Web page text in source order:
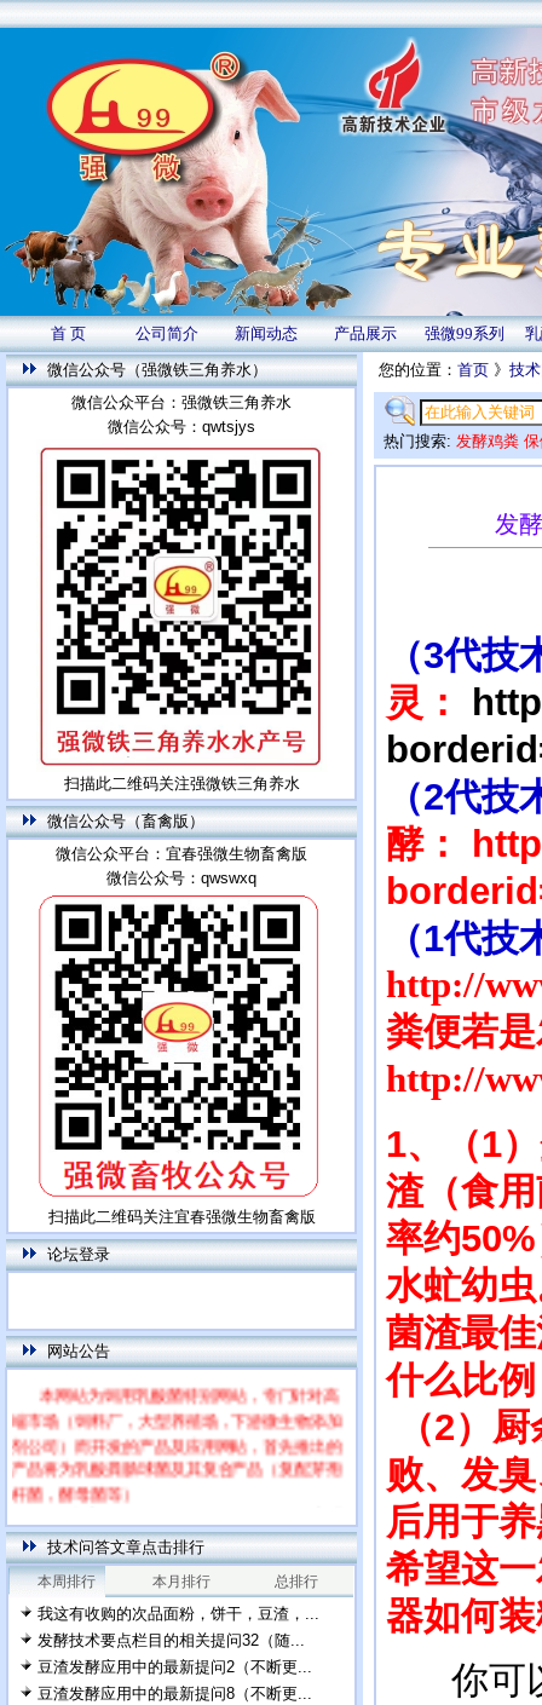
首 页 公司简介 新闻动态 产品展示 强微99系列
微信公众号（强微铁三角养水）
微信公众平台：强微铁三角养水
微信公众号：qwtsjys
扫描此二维码关注强微铁三角养水
微信公众号（畜禽版）
微信公众平台：宜春强微生物畜禽版
微信公众号：qwswxq
扫描此二维码关注宜春强微生物畜禽版
论坛登录
网站公告
本网站为饲用乳酸菌特别网站，专门针对高
端市场（饲料厂，大型养殖场，下游微生物添加
剂公司）而开发的产品及应用网站，首先推出的
产品将为乳酸粪肠球菌及其复合产品（复配芽孢
杆菌，酵母菌等）
每篇文章下面的网友评论只显示5条，要想看
全部评论，请点击网友评论框右上角的“更多”
技术问答文章点击排行
本周排行 本月排行 总排行
我这有收购的次品面粉，饼干，豆渣，...
发酵技术要点栏目的相关提问32（随...
豆渣发酵应用中的最新提问2（不断更...
豆渣发酵应用中的最新提问8（不断更...
您的位置： 首页 》 技
热门搜索: 发酵鸡粪
发
（3代技
灵：
（2代技
酵：
（1代技
http://
粪便若
http://
1、（1
渣（食
率约
水虻幼
菌渣最
什么比
（2）
败、发
后用于
希望这
器如何
你可以